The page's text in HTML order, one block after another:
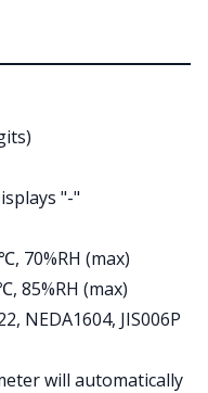
"-"
70%RH (max)
85%RH (max)
NEDA1604, JIS006P
will automatically